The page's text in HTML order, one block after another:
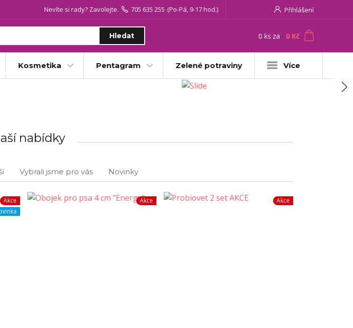
Přihlášení
Hledat
Nevíte si rady? Zavolejte. 705 635 255 (Po-Pá, 9-17 hod.)
0 ks za 0 Kč
Kosmetika Pentagram Zelené potraviny Více
nabídky
Vybrali jsme pro vás Novinky
Akce
Akce Akce